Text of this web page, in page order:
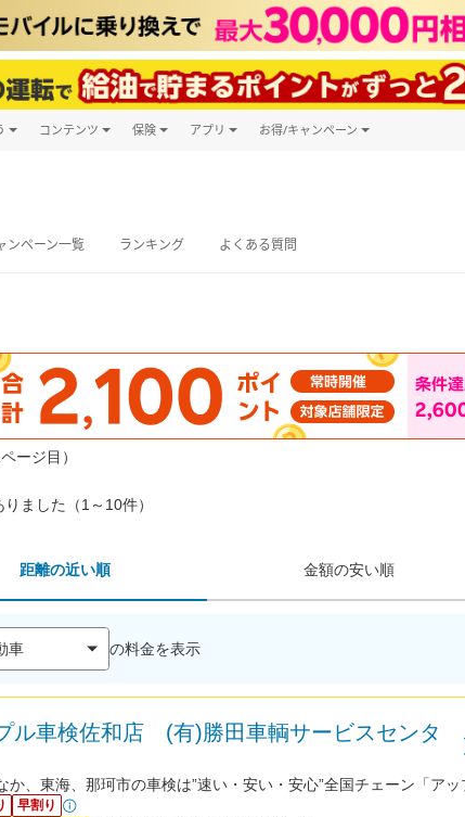
コンテンツ 保険 アプリ お得/キャンペーン
ンペーン一覧 ランキング よくある質問
ページ目）
りました（1～10件）
距離の近い順 金額の安い順
の料金を表示
ル車検佐和店 (有)勝田車輌サービスセンタ
か、東海、那珂市の車検は”速い・安い・安心”全国チェーン「ア
早割り